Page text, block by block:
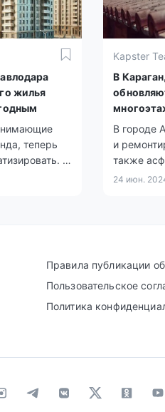
жилья
теперь
В
Kapster
В
В городе
и
также
и
24 июн.
Правила публикации
Пользовательское
Политика